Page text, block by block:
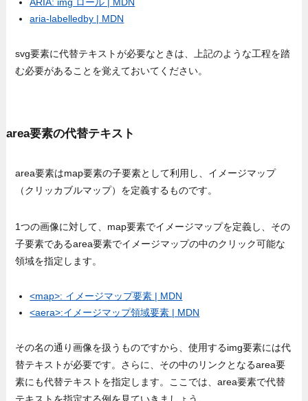
aria-labelledby | MDN
svg要素に代替テキストが必要なときは、上記のような工程を踏
む必要があることを覚えておいてください。
area要素の代替テキスト
area要素はmap要素の子要素として利用し、イメージマップ
（クリッカブルマップ）を定義するものです。
1つの画像に対して、map要素でイメージマップを定義し、その
子要素であるarea要素でイメージマップの中のクリック可能な
領域を指定します。
<map>: イメージマップ要素 | MDN
<aera>:イメージマップ領域要素 | MDN
その名の通り画像を扱うものですから、使用するimg要素には代
替テキストが必要です。さらに、その中のリンクとなるarea要
素にも代替テキストを指定します。ここでは、area要素で代替